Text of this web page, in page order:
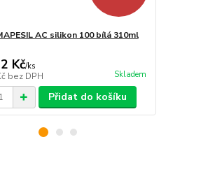
AC silikon 100 bílá 310ml
Kč/ks
bez DPH Skladem
Přidat do košíku